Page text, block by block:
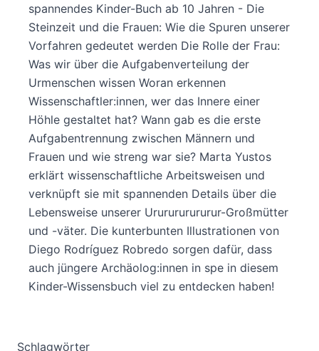
spannendes Kinder-Buch ab 10 Jahren - Die
Steinzeit und die Frauen: Wie die Spuren unserer
Vorfahren gedeutet werden Die Rolle der Frau:
Was wir über die Aufgabenverteilung der
Urmenschen wissen Woran erkennen
Wissenschaftler:innen, wer das Innere einer
Höhle gestaltet hat? Wann gab es die erste
Aufgabentrennung zwischen Männern und
Frauen und wie streng war sie? Marta Yustos
erklärt wissenschaftliche Arbeitsweisen und
verknüpft sie mit spannenden Details über die
Lebensweise unserer Ururururururur-Großmütter
und -väter. Die kunterbunten Illustrationen von
Diego Rodríguez Robredo sorgen dafür, dass
auch jüngere Archäolog:innen in spe in diesem
Kinder-Wissensbuch viel zu entdecken haben!
Schlagwörter